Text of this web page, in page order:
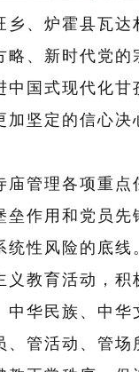
炉霍县瓦达
略、新时代党
国式现代化
加坚定的信心决
管理各项重点
垒作用和党员先
性风险的底线
义 教育活动， 积
华民族、中
管活动、管